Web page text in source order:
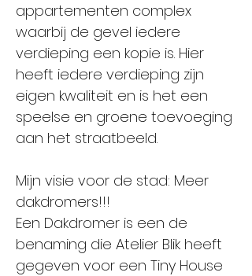
appartementen complex
waarbij de gevel iedere
verdieping een kopie is. Hier
heeft iedere verdieping zijn
eigen kwaliteit en is het een
speelse en groene toevoeging
aan het straatbeeld.
Mijn visie voor de stad: Meer
dakdromers!!!
Een Dakdromer is een de
benaming die Atelier Blik heeft
gegeven voor een Tiny House